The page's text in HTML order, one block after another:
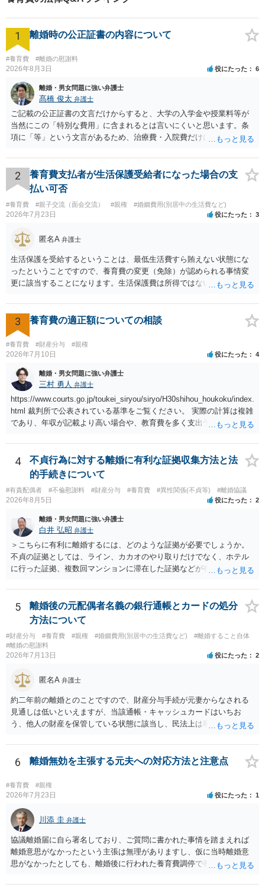
主張しました。 無論子のために養育費は必要であることは間違いありません
内容にて調整ができた形になります。
1 離婚時の公正証書の内容について
#養育費 #離婚の慰謝料
2026年8月3日 役にたった 6
離婚・男女問題に強い弁護士
髙橋 俊太 弁護士
ご記載の公正証書の文言だけからすると、大学の入学金や授業料等が
当然にこの「特別な費用」に含まれるとは言いにくいと思います。条
項に「等」という文言があるため、治療費・入院費だけに限定される
れていますので、通常は、病気や事故によって臨時に必要となった医
療費その他これに類する特別支出を念頭に置いた条項と読むのが自然
です。したがって、大学の入学金、授業料、受験費用などの教育費に
ついてまで、「この条項があるから当然に半額を請求できる」とまで
は言いにくいと思われます。なお、通常、大学進学費用をどこまで負
担すべきかについては、離婚時の合意内容のほか、子どもの年齢、大
学進学についての父母の認識、父母の学歴・収入・資産状況、進学先
や費用などを踏まえて個別に検討することになります。公正証書の他
の条項において、養育費の終期についてどのように定められている
か、大学進学に関する定めの有無、「教育費」「進学費用」に関する
定めの有無等について確認する必要があると考えられます。
2
養育費支払者が生活保護受給者になった場合の支
払い可否
#養育費 #親子交流（面会交流） #親権 #婚姻費用(別居中の生活費など)
2026年7月23日 役にたった 3
匿名A 弁護士
生活保護を受給するということは、最低生活費すら賄えない状態にな
ったということですので、養育費の変更（免除）が認められる事情変
更に該当することになります。生活保護費は所得ではないので、「保
支払った場合に返還請求権が認められたり役所から何らかのペナルテ
ィが課されたりするわけではなく、「残りのお金で自己責任で生活せ
よ」ということになるので、生活保護を受給することになった時はす
みやかに合意のための話し合いあるいは調停申立てをすべきでしょ
う。
3 養育費の適正額についての相談
#養育費 #財産分与 #親権
2026年7月10日 役にたった 4
離婚・男女問題に強い弁護士
三村 勇人 弁護士
https://www.courts.go.jp/toukei_siryou/siryo/H30shihou_houkoku/index.
html 裁判所で公表されている基準をご覧ください。 実際の計算は複雑
であり、年収が記載より高い場合や、教育費を多く支出予定される場
もございますが、本件のように簡易な相場観を知るためにはこちらで
十分かと思います。
4
不貞行為に対する離婚に有利な証拠収集方法と法
的手続きについて
#有責配偶者 #不倫慰謝料 #財産分与 #養育費 #異性関係(不貞等) #離婚協議
2026年8月5日 役にたった 2
離婚・男女問題に強い弁護士
白井 弘昭 弁護士
＞こちらに有利に離婚するには、どのような証拠が必要でしょうか。
不貞の証拠としては、ライン、カカオのやり取りだけでなく、ホテル
に行った証拠、複数回マンションに滞在した証拠などが有効です。 不
婚する、慰謝料をとるなど）ことができると思われます。 ただし、不
貞発覚後、長期間同居を続けると、不貞を許したとの評価につながる
場合がありますので、ご注意ください。 以上、ご参考まで。
5
離婚後の元配偶者名義の銀行通帳とカードの処分
方法について
#財産分与 #養育費 #親権 #婚姻費用(別居中の生活費など)
#離婚すること自体
#離婚の慰謝料
2026年7月13日 役にたった 2
匿名A 弁護士
約二年前の離婚とのことですので、財産分与手続が元妻からなされる
見通しは低いといえますが、当該通帳・キャッシュカードはいちお
う、他人の財産を保管している状態に該当し、民法上は事務管理（597
えにくくとも、表だってのお答えとしては元妻の了解なく処分するこ
とはできないというお答えになってしまいます。
6 離婚無効を主張する元夫への対応方法と注意点
#養育費 #親権
2026年7月23日 役にたった 1
川添 圭 弁護士
協議離婚届に自ら署名しており、ご質問に書かれた事情を踏まえれば
離婚意思がなかったという主張は無理がありますし、仮に当時離婚意
思がなかったとしても、離婚後に行われた養育費調停で養育費が合意
士と離婚無効の話を進めている」「離婚無効で裁判を起こす」という